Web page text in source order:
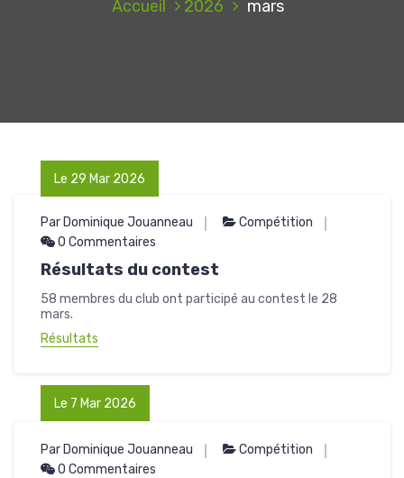
Accueil 2026 mars
Le 29 Mar 2026
Par Dominique Jouanneau
Compétition
0 Commentaires
Résultats du contest
58 membres du club ont participé au contest le 28
mars.
Résultats
Le 7 Mar 2026
Par Dominique Jouanneau
Compétition
0 Commentaires